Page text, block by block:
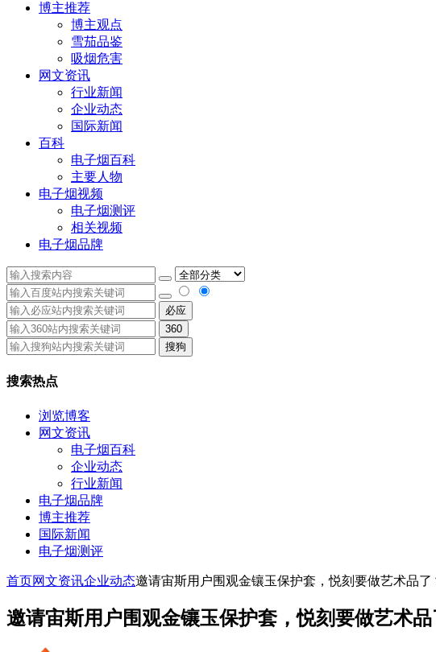
博主推荐
博主观点
雪茄品鉴
吸烟危害
网文资讯
行业新闻
企业动态
国际新闻
百科
电子烟百科
主要人物
电子烟视频
电子烟测评
相关视频
电子烟品牌
必应
360
搜狗
搜索热点
浏览博客
网文资讯
电子烟百科
企业动态
行业新闻
电子烟品牌
博主推荐
国际新闻
电子烟测评
首页网文资讯企业动态邀请宙斯用户围观金镶玉保护套，悦刻要做艺术品了
邀请宙斯用户围观金镶玉保护套，悦刻要做艺术品